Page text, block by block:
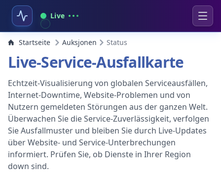
Live
Startseite Auksjonen Status
Live-Service-Ausfallkarte
Echtzeit-Visualisierung von globalen Serviceausfällen,
Internet-Downtime, Website-Problemen und von
Nutzern gemeldeten Störungen aus der ganzen Welt.
Überwachen Sie die Service-Zuverlässigkeit, verfolgen
Sie Ausfallmuster und bleiben Sie durch Live-Updates
über Website- und Service-Unterbrechungen
informiert. Prüfen Sie, ob Dienste in Ihrer Region
down sind.